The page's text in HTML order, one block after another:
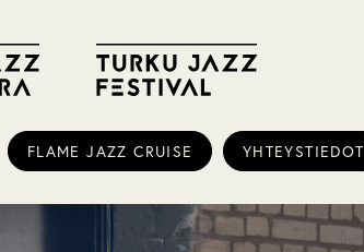
FLAME JAZZ CRUISE YHTEYSTIEDOT